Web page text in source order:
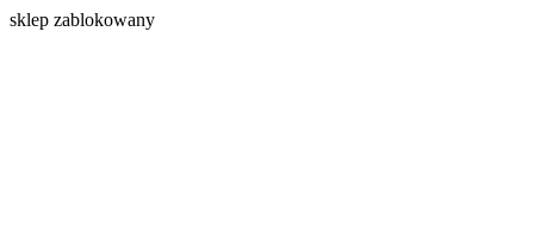
sklep zablokowany